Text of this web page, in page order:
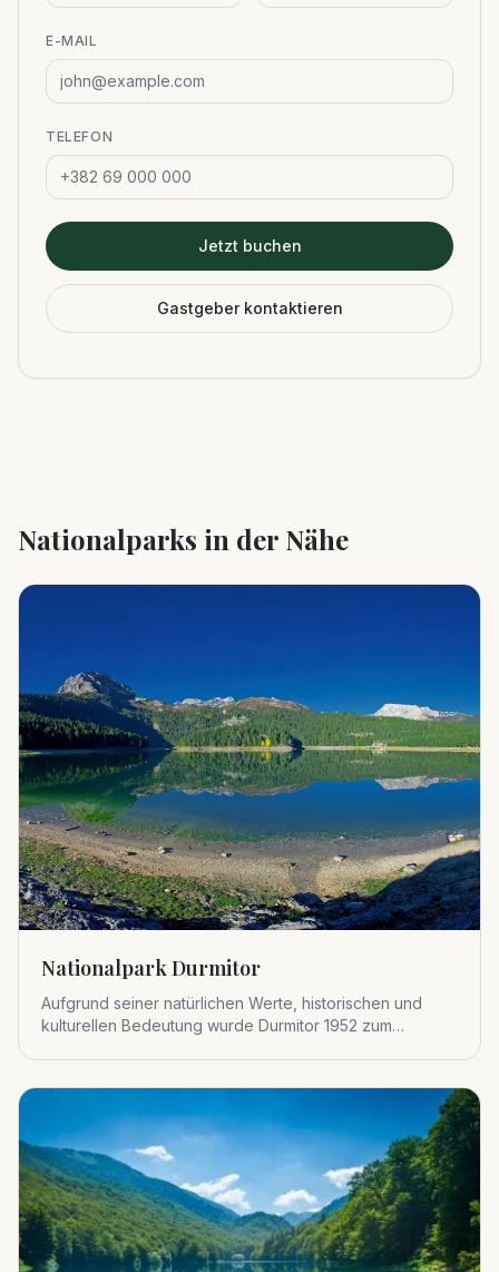
E-MAIL
TELEFON
Jetzt buchen
Gastgeber kontaktieren
Nationalparks in der Nähe
Nationalpark Durmitor
Aufgrund seiner natürlichen Werte, historischen und
kulturellen Bedeutung wurde Durmitor 1952 zum